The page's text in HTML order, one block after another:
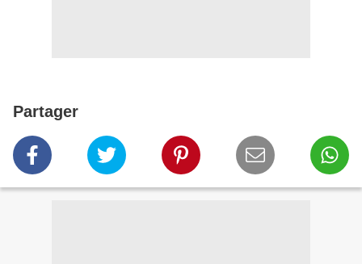
Partager